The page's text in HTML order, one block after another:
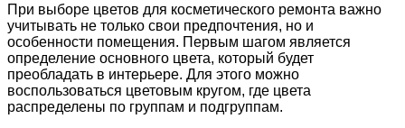
При выборе цветов для косметического ремонта важно
учитывать не только свои предпочтения, но и
особенности помещения. Первым шагом является
определение основного цвета, который будет
преобладать в интерьере. Для этого можно
воспользоваться цветовым кругом, где цвета
распределены по группам и подгруппам.